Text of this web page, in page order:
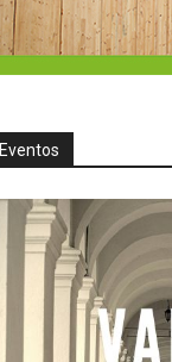
Eventos